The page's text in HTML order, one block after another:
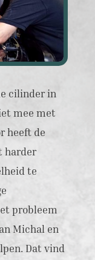
cilinder in
mee met
heeft de
harder
te
probleem
Michal en
Dat vind